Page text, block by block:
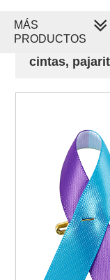
Lazo de
satén,
cintas,
MÁS
PRODUCTOS